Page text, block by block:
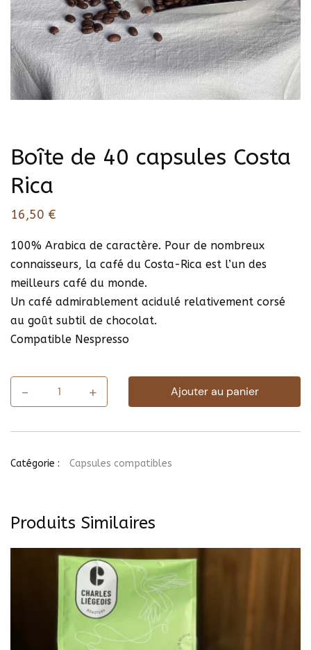
Boîte de 40 capsules Costa
Rica
16,50 €
100% Arabica de caractère. Pour de nombreux
connaisseurs, la café du Costa-Rica est l’un des
meilleurs café du monde.
Un café admirablement acidulé relativement corsé
au goût subtil de chocolat.
Compatible Nespresso
-
quantité
de
capsules
+ Ajouter au panier
Catégorie : Capsules compatibles
Produits Similaires